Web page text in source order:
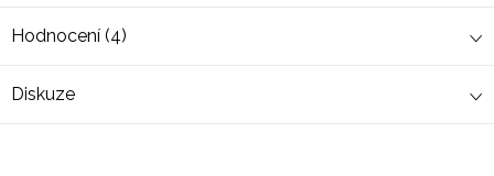
Hodnocení (4)
Diskuze